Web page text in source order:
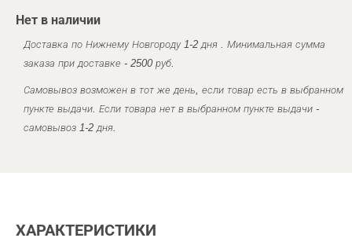
Нет в наличии
Доставка по Нижнему Новгороду 1-2 дня . Минимальная сумма
заказа при доставке - 2500 руб.
Самовывоз возможен в тот же день, если товар есть в выбранном
пункте выдачи. Если товара нет в выбранном пункте выдачи -
самовывоз 1-2 дня.
ХАРАКТЕРИСТИКИ